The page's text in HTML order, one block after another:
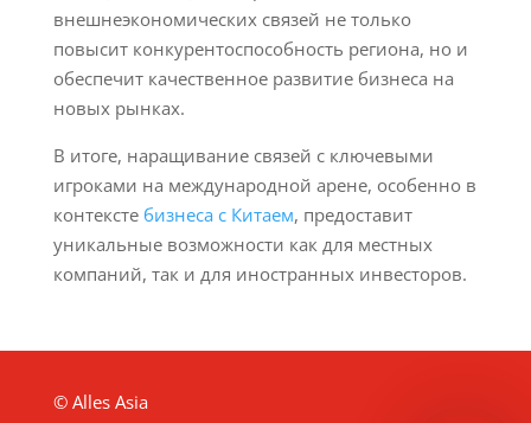
внешнеэкономических связей не только
повысит конкурентоспособность региона, но и
обеспечит качественное развитие бизнеса на
новых рынках.
В итоге, наращивание связей с ключевыми
игроками на международной арене, особенно в
контексте бизнеса с Китаем, предоставит
уникальные возможности как для местных
компаний, так и для иностранных инвесторов.
© Alles Asia